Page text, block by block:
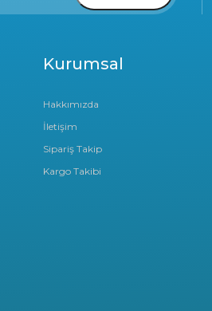
Kurumsal
Hakkımızda
İletişim
Sipariş Takip
Kargo Takibi